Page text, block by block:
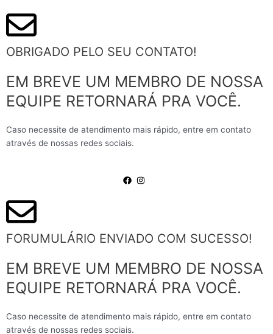
OBRIGADO PELO SEU CONTATO!
EM BREVE UM MEMBRO DE NOSSA
EQUIPE RETORNARÁ PRA VOCÊ.
Caso necessite de atendimento mais rápido, entre em contato
através de nossas redes sociais.
FORUMULÁRIO ENVIADO COM SUCESSO!
EM BREVE UM MEMBRO DE NOSSA
EQUIPE RETORNARÁ PRA VOCÊ.
Caso necessite de atendimento mais rápido, entre em contato
através de nossas redes sociais.